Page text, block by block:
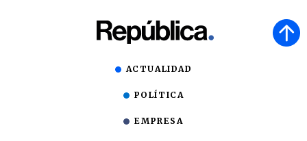
ACTUALIDAD
POLÍTICA
EMPRESA